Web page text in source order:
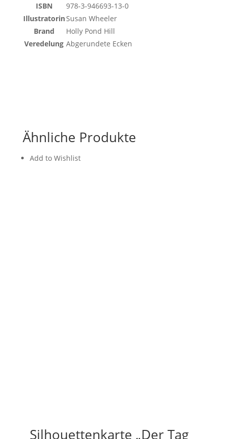
ISBN
978-3-946693-13-0
IllustratorinSusan Wheeler
Brand
Holly Pond Hill
Veredelung Abgerundete Ecken
Ähnliche Produkte
Add to Wishlist
Silhouettenkarte „Der Tag